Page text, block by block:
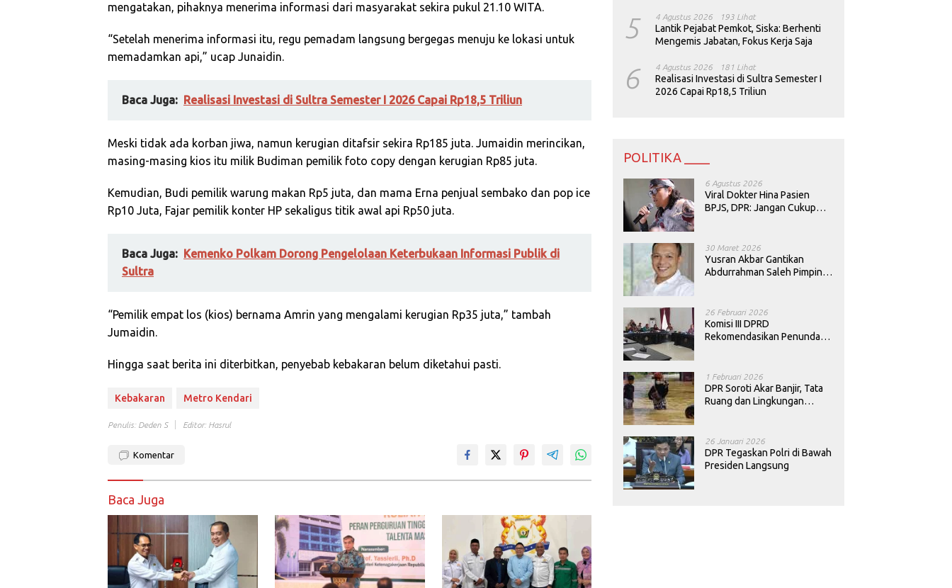
mengatakan, pihaknya menerima informasi dari masyarakat sekira pukul 21.10 WITA.
“Setelah menerima informasi itu, regu pemadam langsung bergegas menuju ke lokasi untuk
memadamkan api,” ucap Junaidin.
Baca Juga: Realisasi Investasi di Sultra Semester I 2026 Capai Rp18,5 Triliun
Meski tidak ada korban jiwa, namun kerugian ditafsir sekira Rp185 juta. Jumaidin merincikan,
masing-masing kios itu milik Budiman pemilik foto copy dengan kerugian Rp85 juta.
Kemudian, Budi pemilik warung makan Rp5 juta, dan mama Erna penjual sembako dan pop ice
Rp10 Juta, Fajar pemilik konter HP sekaligus titik awal api Rp50 juta.
Baca Juga: Kemenko Polkam Dorong Pengelolaan Keterbukaan Informasi Publik di
Sultra
“Pemilik empat los (kios) bernama Amrin yang mengalami kerugian Rp35 juta,” tambah
Jumaidin.
Hingga saat berita ini diterbitkan, penyebab kebakaran belum diketahui pasti.
Kebakaran Metro Kendari
Penulis: Deden S Editor: Hasrul
Komentar
Baca Juga
5 4 Agustus 2026 193 Lihat
Lantik Pejabat Pemkot, Siska: Berhenti
Mengemis Jabatan, Fokus Kerja Saja
6 4 Agustus 2026 181 Lihat
Realisasi Investasi di Sultra Semester I
2026 Capai Rp18,5 Triliun
POLITIKA ____
6 Agustus 2026
Viral Dokter Hina Pasien
BPJS, DPR: Jangan Cukup
30 Maret 2026
Yusran Akbar Gantikan
Abdurrahman Saleh Pimpin
26 Februari 2026
Komisi III DPRD
Rekomendasikan Penundaan
1 Februari 2026
DPR Soroti Akar Banjir, Tata
Ruang dan Lingkungan
26 Januari 2026
DPR Tegaskan Polri di Bawah
Presiden Langsung